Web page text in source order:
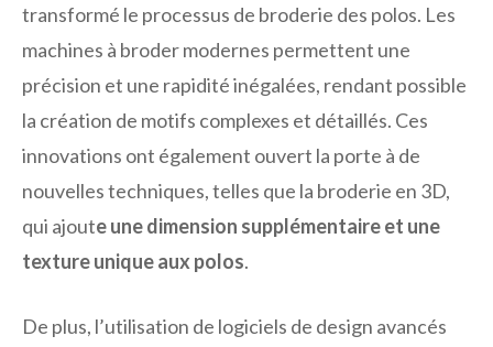
transformé le processus de broderie des polos. Les
machines à broder modernes permettent une
précision et une rapidité inégalées, rendant possible
la création de motifs complexes et détaillés. Ces
innovations ont également ouvert la porte à de
nouvelles techniques, telles que la broderie en 3D,
qui ajoute une dimension supplémentaire et une
texture unique aux polos.
De plus, l’utilisation de logiciels de design avancés